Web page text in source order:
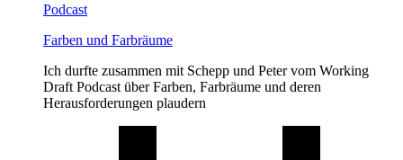
Podcast
Farben und Farbräume
Ich durfte zusammen mit Schepp und Peter vom Working
Draft Podcast über Farben, Farbräume und deren
Herausforderungen plaudern